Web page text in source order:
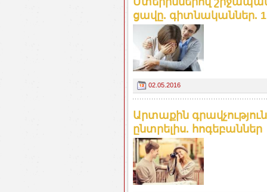
ցավը. գիտնականներ.
02.05.2016
Արտաքին
ընտրելիս. հոգեբաններ